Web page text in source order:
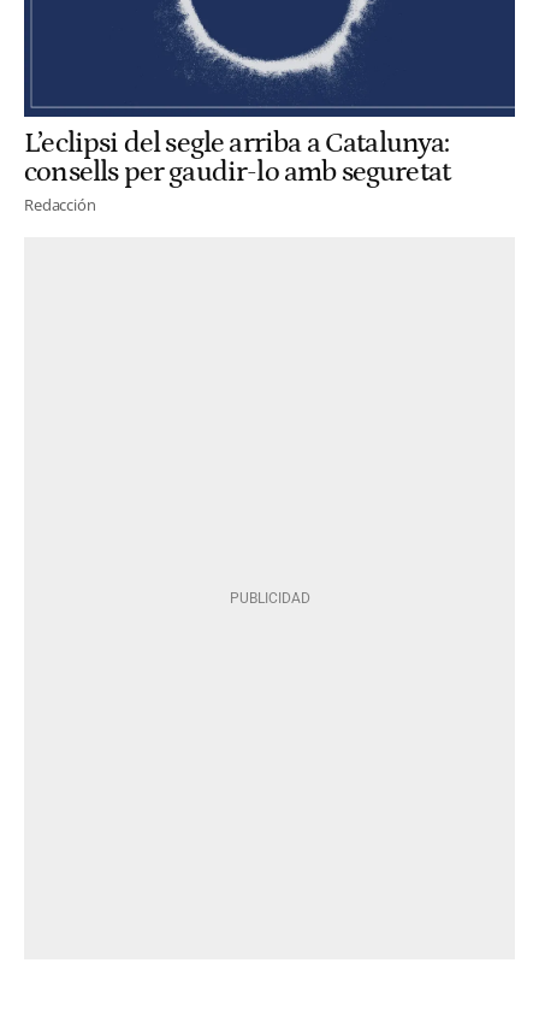
L’eclipsi del segle arriba a Catalunya:
consells per gaudir-lo amb seguretat
Redacción